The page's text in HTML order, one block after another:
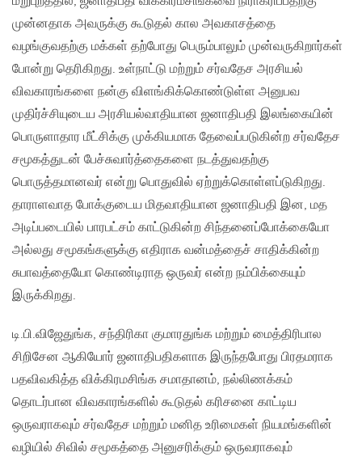
முன்னதாக அவருக்கு கூடுதல் கால அவகாசத்தை
வழங்குவதற்கு மக்கள் தற்போது பெரும்பாலும் முன்வருகிறார்கள்
போன்று தெரிகிறது. உள்நாட்டு மற்றும் சர்வதேச அரசியல்
விவகாரங்களை நன்கு விளங்கிக்கொண்டுள்ள அனுபவ
முதிர்ச்சியுடைய அரசியல்வாதியான ஜனாதிபதி இலங்கையின்
பொருளாதார மீட்சிக்கு முக்கியமாக தேவைப்படுகின்ற சர்வதேச
சமூகத்துடன் பேச்சுவார்த்தைகளை நடத்துவதற்கு
பொருத்தமானவர் என்று பொதுவில் ஏற்றுக்கொள்ளப்டுகிறது.
தாராளவாத போக்குடைய மிதவாதியான ஜனாதிபதி இன, மத
அடிப்படையில் பாரபட்சம் காட்டுகின்ற சிந்தனைப்போக்கையோ
அல்லது சமூகங்களுக்கு எதிராக வன்மத்தைச் சாதிக்கின்ற
சுபாவத்தையோ கொண்டிராத ஒருவர் என்ற நம்பிக்கையும்
இருக்கிறது.
டி.பி.விஜேதுங்க, சந்திரிகா குமாரதுங்க மற்றும் மைத்திரிபால
சிறிசேன ஆகியோர் ஜனாதிபதிகளாக இருந்தபோது பிரதமராக
பதவிவகித்த விக்கிரமசிங்க சமாதானம், நல்லிணக்கம்
தொடர்பான விவகாரங்களில் கூடுதல் கரிசனை காட்டிய
ஒருவராகவும் சர்வதேச மற்றும் மனித உரிமைகள் நியமங்களின்
வழியில் சிவில் சமூகத்தை அனுசரிக்கும் ஒருவராகவும்